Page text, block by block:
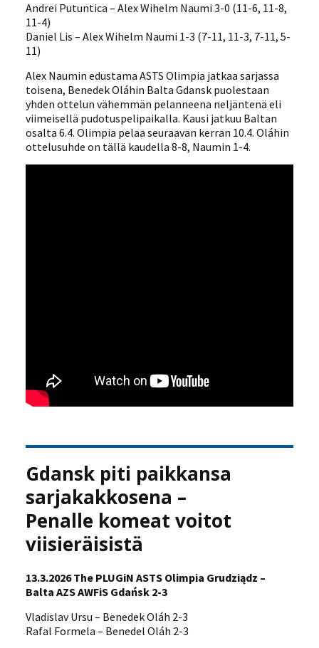
Andrei Putuntica – Alex Wihelm Naumi 3-0 (11-6, 11-8,
11-4)
Daniel Lis – Alex Wihelm Naumi 1-3 (7-11, 11-3, 7-11, 5-
11)
Alex Naumin edustama ASTS Olimpia jatkaa sarjassa
toisena, Benedek Oláhin Balta Gdansk puolestaan
yhden ottelun vähemmän pelanneena neljäntenä eli
viimeisellä pudotuspelipaikalla. Kausi jatkuu Baltan
osalta 6.4. Olimpia pelaa seuraavan kerran 10.4. Oláhin
ottelusuhde on tällä kaudella 8-8, Naumin 1-4.
Gdansk piti paikkansa
sarjakakkosena –
Penalle komeat voitot
viisieräisistä
13.3.2026 The PLUGiN ASTS Olimpia Grudziądz –
Balta AZS AWFiS Gdańsk 2-3
Vladislav Ursu – Benedek Oláh 2-3
Rafal Formela – Benedel Oláh 2-3